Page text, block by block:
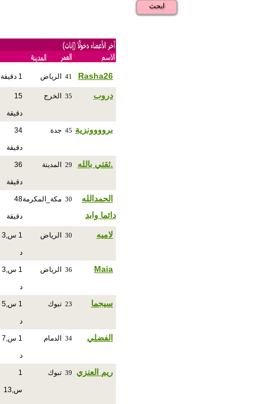
ابحث
Rasha26
41 الرياض 1 دقيقة
دروب 35 الخرج 15
دقيقة
بروووونزية 45 جدة 34
دقيقة
.ثقتي بالله 29 المدينة 36
دقيقة
الحمدالله
دائما وابد
30 مكة_المكرمة48
دقيقة
لاميه 30 الرياض 1 س,3
د
Maia
36 الرياض 1 س,3
د
سيجما 23 تبوك 1 س,5
د
الفضلي 34 الدمام 1 س,7
د
ريم العنزي 39 تبوك 1
س,13